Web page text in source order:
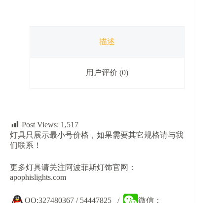
描述
用户评价 (0)
Post Views: 1,517
灯具只展示最小号价格，如果需要其它规格请与我
们联系！
更多灯具请关注阿波菲斯灯饰官网：
apophislights.com
QQ:327480367 / 54447825 /
微信：